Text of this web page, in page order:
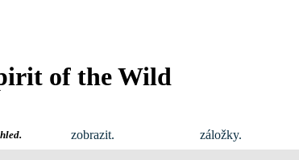
of the Wild
zobrazit. záložky.